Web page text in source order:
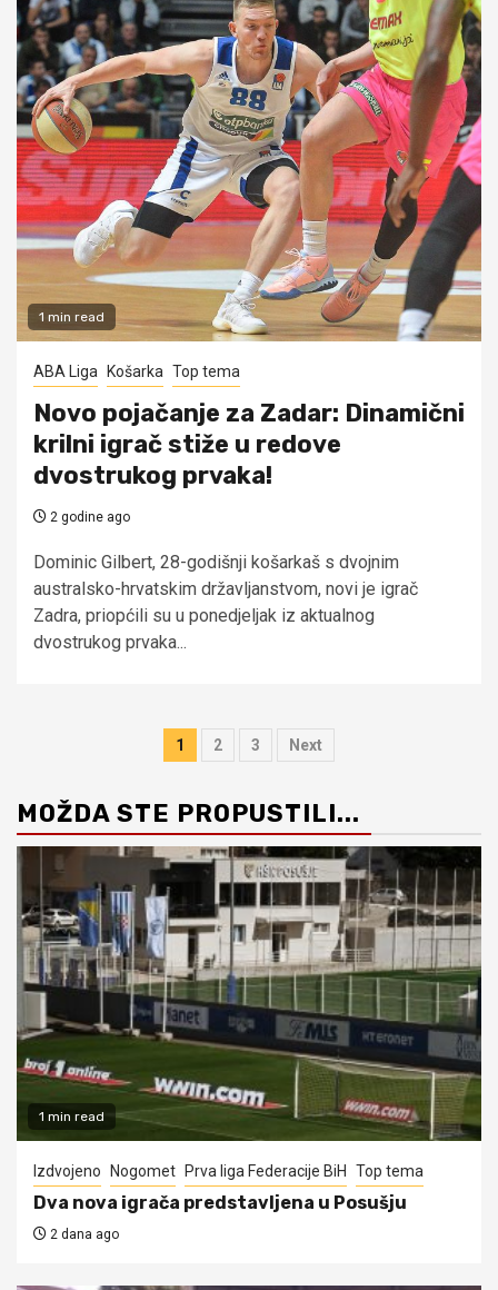
1 min read
ABA Liga Košarka Top tema
Novo pojačanje za Zadar: Dinamični
krilni igrač stiže u redove
dvostrukog prvaka!
2 godine ago
Dominic Gilbert, 28-godišnji košarkaš s dvojnim
australsko-hrvatskim državljanstvom, novi je igrač
Zadra, priopćili su u ponedjeljak iz aktualnog
dvostrukog prvaka...
Brojevi
objava
1 2 3 Next
MOŽDA STE PROPUSTILI...
1 min read
Izdvojeno Nogomet Prva liga Federacije BiH Top tema
Dva nova igrača predstavljena u Posušju
2 dana ago